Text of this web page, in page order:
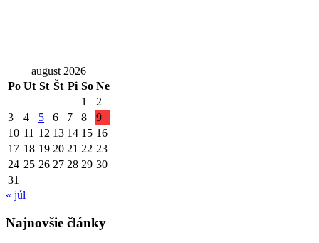
august 2026
Po Ut St Št Pi So Ne
1
2
3
4 5 6 7 8
9
10 11 12 13 14 15 16
17 18 19 20 21 22 23
24 25 26 27 28 29 30
31
« júl
Najnovšie články